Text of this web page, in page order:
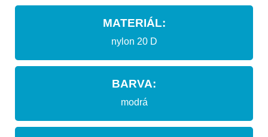
MATERIÁL:
nylon 20 D
BARVA:
modrá